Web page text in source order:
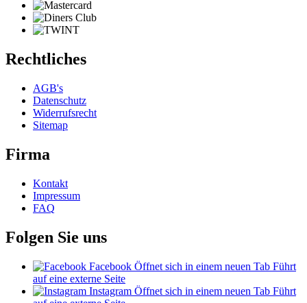
Rechtliches
AGB's
Datenschutz
Widerrufsrecht
Sitemap
Firma
Kontakt
Impressum
FAQ
Folgen Sie uns
Facebook Öffnet sich in einem neuen Tab Führt
auf eine externe Seite
Instagram Öffnet sich in einem neuen Tab Führt